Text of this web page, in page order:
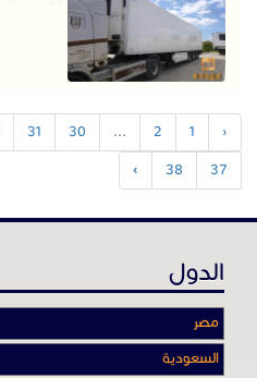
‹
1
2
...
30
31
37
38
›
الدول